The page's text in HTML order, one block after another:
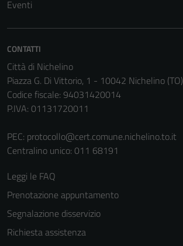
Eventi
CONTATTI
Città di Nichelino
Piazza G. Di Vittorio, 1 - 10042 Nichelino (TO)
Codice fiscale: 94031420014
P.IVA: 01131720011
PEC: protocollo@cert.comune.nichelino.to.it
Centralino unico: 011 68191
Leggi le FAQ
Prenotazione appuntamento
Segnalazione disservizio
Richiesta assistenza